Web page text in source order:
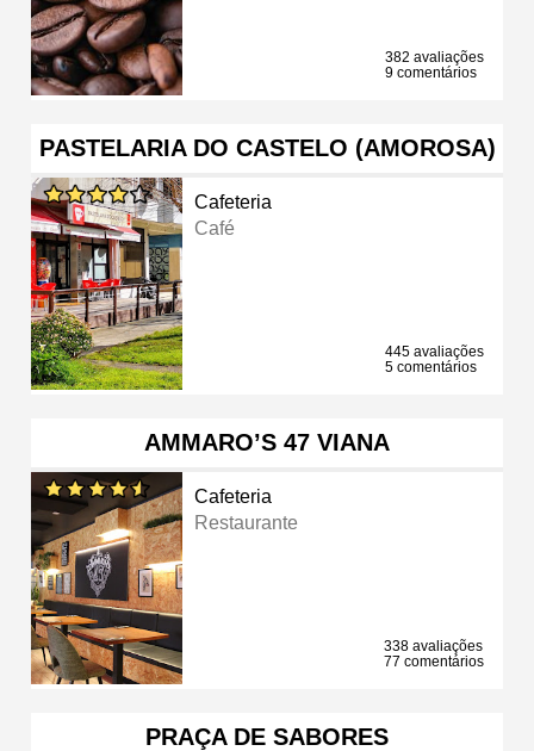
382 avaliações
9 comentários
PASTELARIA DO CASTELO (AMOROSA)
Cafeteria
Café
445 avaliações
5 comentários
AMMARO’S 47 VIANA
Cafeteria
Restaurante
338 avaliações
77 comentários
PRAÇA DE SABORES